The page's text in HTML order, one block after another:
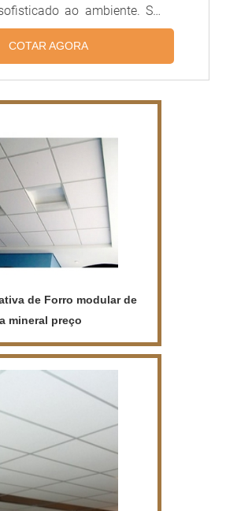
ao ambiente. Seu
e sua tonalidade branca são
deseja um visual mais
e elegante.
COTAR AGORA
de Forro modular de
mineral preço